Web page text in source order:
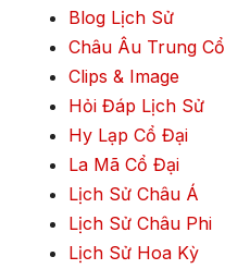
Blog Lịch Sử
Châu Âu Trung Cổ
Clips & Image
Hỏi Đáp Lịch Sử
Hy Lạp Cổ Đại
La Mã Cổ Đại
Lịch Sử Châu Á
Lịch Sử Châu Phi
Lịch Sử Hoa Kỳ